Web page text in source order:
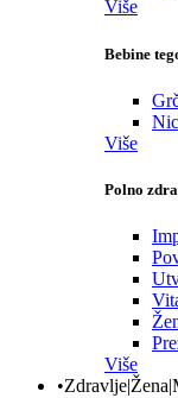
Više
Bebine
Više
Polno
Više